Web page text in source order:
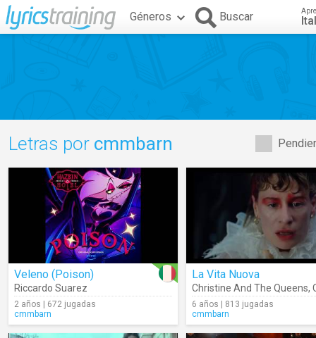
Géneros Buscar
Letras por cmmbarn
Veleno (Poison)
Riccardo Suarez
2 años | 672 jugadas
cmmbarn
La Vita Nuova
Christine And The Queens,
6 años | 813 jugadas
cmmbarn